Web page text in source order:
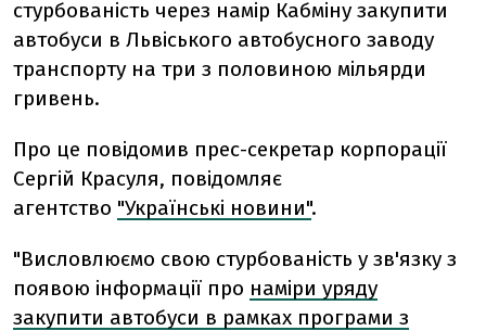
стурбованість через намір Кабміну закупити
автобуси в Львіського автобусного заводу
транспорту на три з половиною мільярди
гривень.
Про це повідомив прес-секретар корпорації
Сергій Красуля, повідомляє
агентство "Українські новини".
"Висловлюємо свою стурбованість у зв'язку з
появою інформації про наміри уряду
закупити автобуси в рамках програми з